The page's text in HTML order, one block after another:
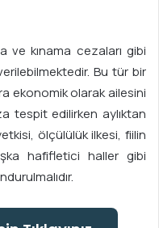
ve kınama cezaları gibi
Bu tür bir
ekonomik olarak ailesini
tespit edilirken aylıktan
ölçülülük ilkesi, fiilin
hafifletici haller gibi